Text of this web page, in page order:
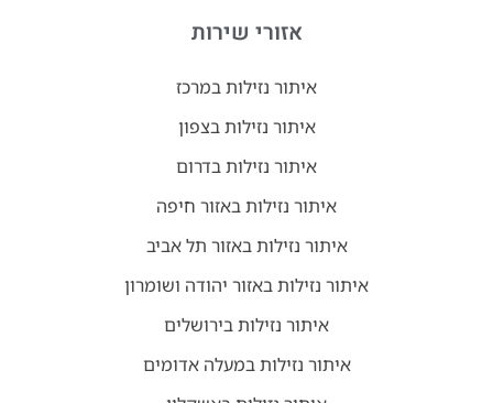
אזורי שירות
איתור נזילות במרכז
איתור נזילות בצפון
איתור נזילות בדרום
איתור נזילות באזור חיפה
איתור נזילות באזור תל אביב
איתור נזילות באזור יהודה ושומרון
איתור נזילות בירושלים
איתור נזילות במעלה אדומים